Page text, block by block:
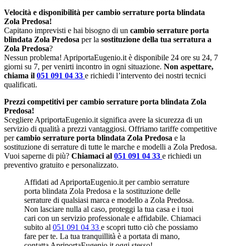
Velocità e disponibilità per cambio serrature porta blindata
Zola Predosa!
Capitano imprevisti e hai bisogno di un cambio serrature porta
blindata Zola Predosa per la sostituzione della tua serratura a
Zola Predosa?
Nessun problema! ApriportaEugenio.it è disponibile 24 ore su 24, 7
giorni su 7, per venirti incontro in ogni situazione. Non aspettare,
chiama il 051 091 04 33 e richiedi l’intervento dei nostri tecnici
qualificati.
Prezzi competitivi per cambio serrature porta blindata Zola
Predosa!
Scegliere ApriportaEugenio.it significa avere la sicurezza di un
servizio di qualità a prezzi vantaggiosi. Offriamo tariffe competitive
percambio serrature porta blindata Zola Predosa e la
sostituzione di serrature di tutte le marche e modelli a Zola Predosa.
Vuoi saperne di più? Chiamaci al 051 091 04 33 e richiedi un
preventivo gratuito e personalizzato.
Affidati ad ApriportaEugenio.it per cambio serrature
porta blindata Zola Predosa e la sostituzione delle
serrature di qualsiasi marca e modello a Zola Predosa.
Non lasciare nulla al caso, proteggi la tua casa e i tuoi
cari con un servizio professionale e affidabile. Chiamaci
subito al 051 091 04 33 e scopri tutto ciò che possiamo
fare per te. La tua tranquillità è a portata di mano,